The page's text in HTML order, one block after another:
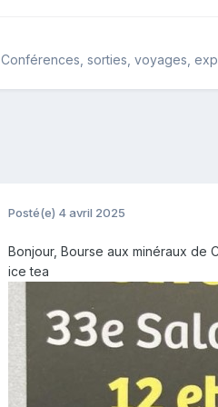
Conférences, sorties, voyages,
Posté(e) 4 avril 2025
Bonjour, Bourse aux minéraux de
ice tea